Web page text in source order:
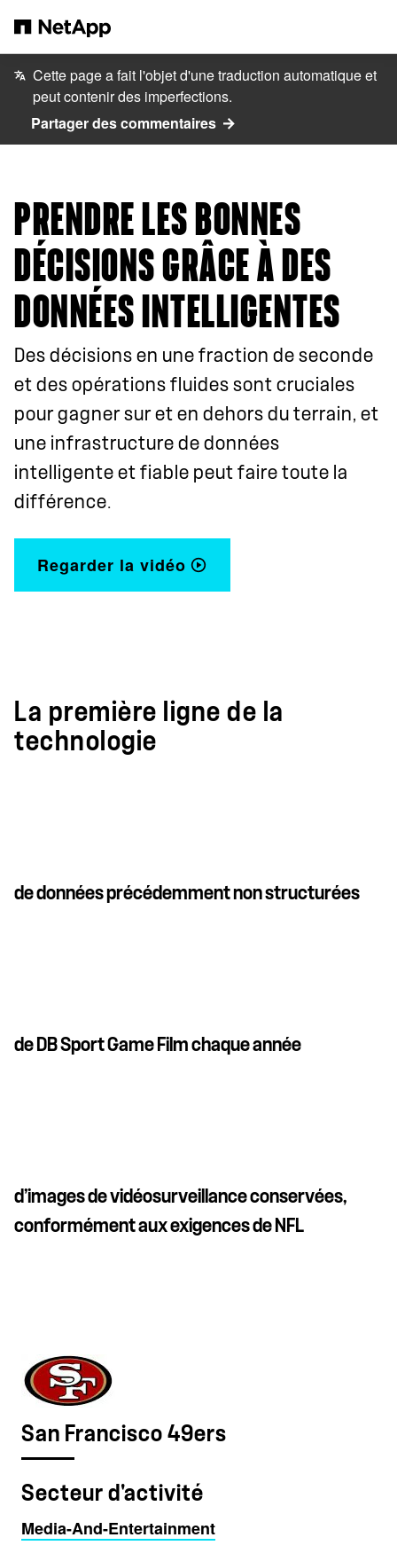
Cette page a fait l'objet d'une traduction automatique et
peut contenir des imperfections.
Partager des commentaires
PRENDRE LES BONNES
DÉCISIONS GRÂCE À DES
DONNÉES INTELLIGENTES
Des décisions en une fraction de seconde
et des opérations fluides sont cruciales
pour gagner sur et en dehors du terrain, et
une infrastructure de données
intelligente et fiable peut faire toute la
différence.
Regarder la vidéo
La première ligne de la
technologie
de données précédemment non structurées
de DB Sport Game Film chaque année
d’images de vidéosurveillance conservées,
conformément aux exigences de NFL
San Francisco 49ers
Secteur d'activité
Media-And-Entertainment